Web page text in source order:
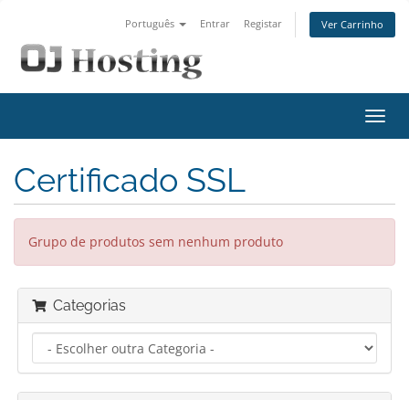
Português Entrar Registar Ver Carrinho
Certificado SSL
Grupo de produtos sem nenhum produto
Categorias